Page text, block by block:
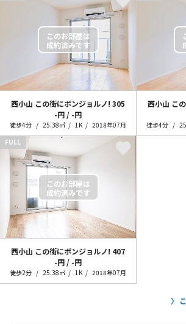
西小山 この街にボンジョルノ! 305
-円 / -円
徒歩4分 25.38㎡ 1K 2018年07月
西小山 こ
徒歩4分
FULL
西小山 この街にボンジョルノ! 407
-円 / -円
徒歩2分 25.38㎡ 1K 2018年07月